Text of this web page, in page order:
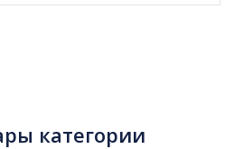
категории